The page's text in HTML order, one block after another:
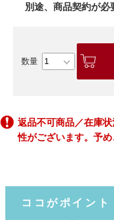
別途、商品契約が必
返品不可商品／在庫
性がございます。予め
ココがポイント